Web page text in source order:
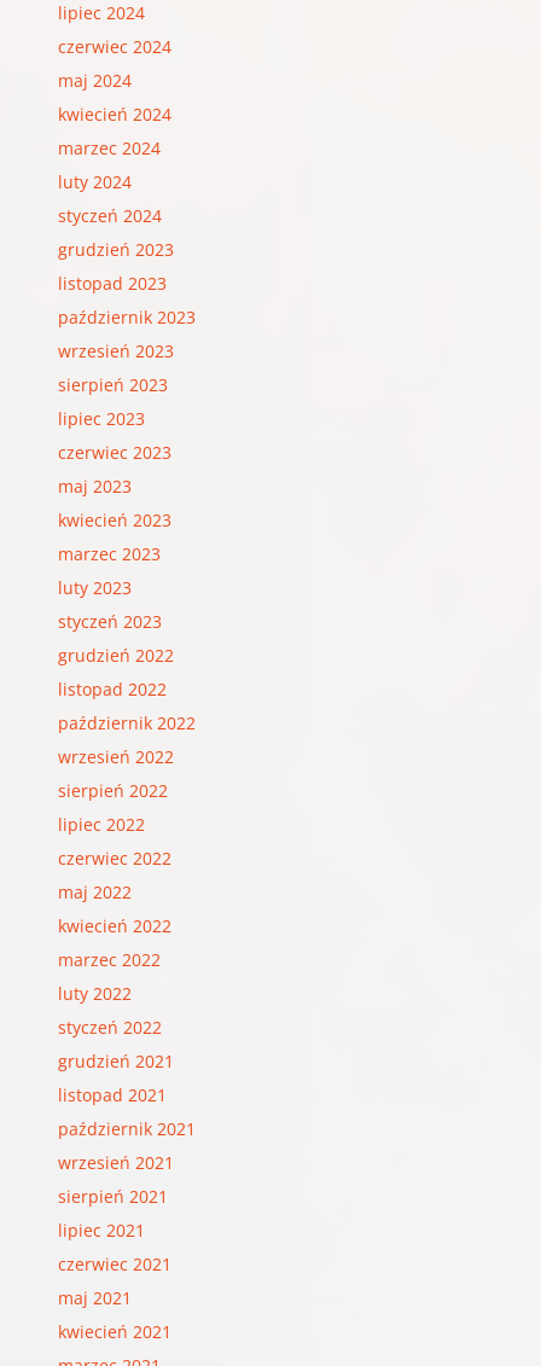
lipiec 2024
czerwiec 2024
maj 2024
kwiecień 2024
marzec 2024
luty 2024
styczeń 2024
grudzień 2023
listopad 2023
październik 2023
wrzesień 2023
sierpień 2023
lipiec 2023
czerwiec 2023
maj 2023
kwiecień 2023
marzec 2023
luty 2023
styczeń 2023
grudzień 2022
listopad 2022
październik 2022
wrzesień 2022
sierpień 2022
lipiec 2022
czerwiec 2022
maj 2022
kwiecień 2022
marzec 2022
luty 2022
styczeń 2022
grudzień 2021
listopad 2021
październik 2021
wrzesień 2021
sierpień 2021
lipiec 2021
czerwiec 2021
maj 2021
kwiecień 2021